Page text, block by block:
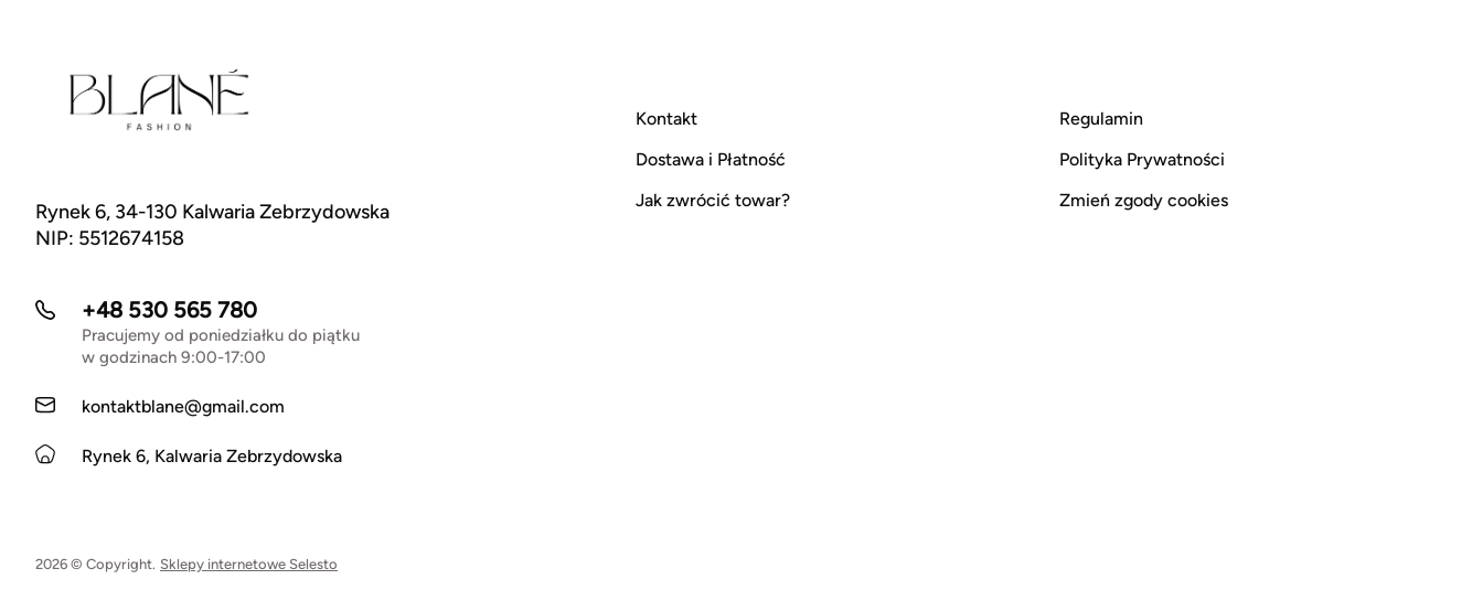
Rynek 6, 34-130 Kalwaria Zebrzydowska
NIP: 5512674158
+48 530 565 780
Pracujemy od poniedziałku do piątku
w godzinach 9:00-17:00
kontaktblane@gmail.com
Rynek 6, Kalwaria Zebrzydowska
Kontakt
Dostawa i Płatność
Jak zwrócić towar?
Regulamin
Polityka Prywatności
Zmień zgody cookies
2026 © Copyright. Sklepy internetowe Selesto